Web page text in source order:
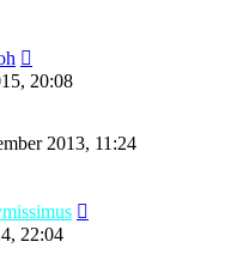
20:08
2013, 11:24
22:04